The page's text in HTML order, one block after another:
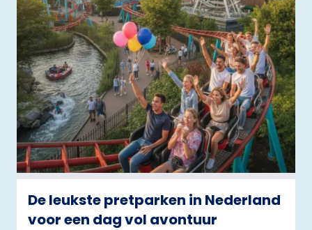
De leukste pretparken in Nederland
voor een dag vol avontuur